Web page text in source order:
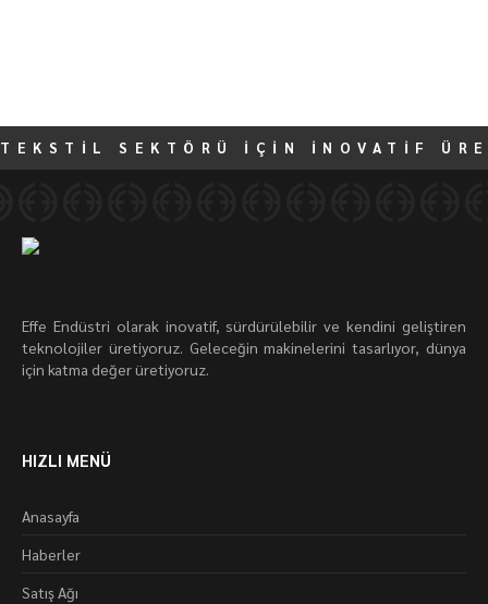
TEKSTİL SEKTÖRÜ İÇİN İNOVATİF
Effe Endüstri olarak inovatif, sürdürülebilir ve kendini geliştiren
teknolojiler üretiyoruz. Geleceğin makinelerini tasarlıyor, dünya
için katma değer üretiyoruz.
HIZLI MENÜ
Anasayfa
Haberler
Satış Ağı